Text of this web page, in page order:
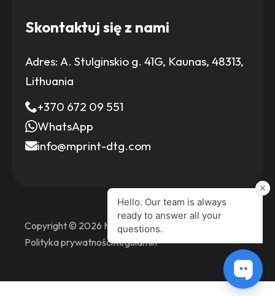
Skontaktuj się z nami
Adres: A. Stulginskio g. 41G, Kaunas, 48313,
Lithuania
+370 672 09 551
WhatsApp
info@mprint-dtg.com
Copyright © 2026 MPrint Printers
Polityka prywatnościRegulamin